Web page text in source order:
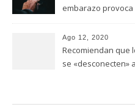
embarazo
(FUNDACION
Ago 12, 2020
Recomiendan que
se «desconecten»